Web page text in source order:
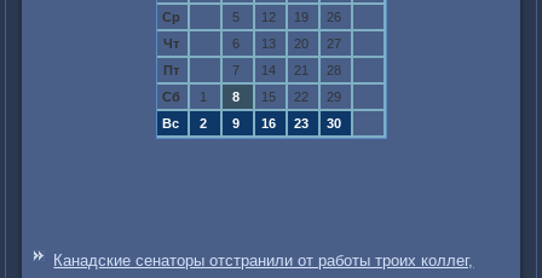
Ср
5 12 19
26
Чт
6 13 20
27
Пт
7 14 21
28
Сб
1 8 15 22
29
Вс
2 9 16 23 30
Канадские сенаторы отстранили от работы троих коллег,